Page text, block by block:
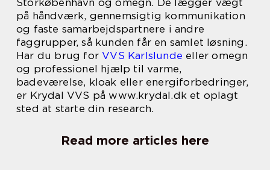
Storkøbenhavn og omegn. De lægger vægt
på håndværk, gennemsigtig kommunikation
og faste samarbejdspartnere i andre
faggrupper, så kunden får en samlet løsning.
Har du brug forVVS Karlslunde eller omegn
og professionel hjælp til varme,
badeværelse, kloak eller energiforbedringer,
er Krydal VVS på www.krydal.dk et oplagt
sted at starte din research.
Read more articles here